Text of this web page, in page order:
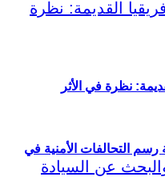
رسم التحالفات الأمنية في
نظرة في الأثر